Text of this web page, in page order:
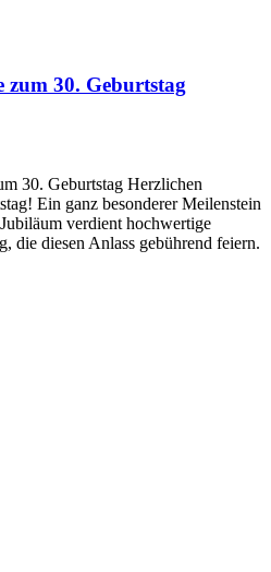
zum 30. Geburtstag
30. Geburtstag Herzlichen
Ein ganz besonderer Meilenstein
verdient hochwertige
die diesen Anlass gebührend feiern.